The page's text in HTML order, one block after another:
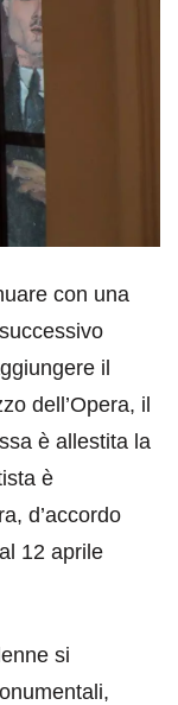
con una
il
dell’Opera, il
è allestita la
è
d’accordo
12 aprile
si